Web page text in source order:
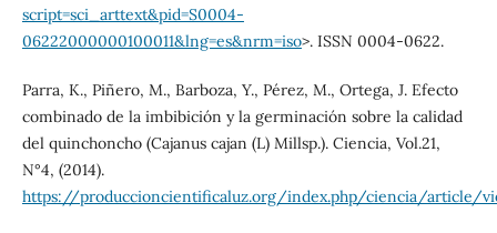
script=sci_arttext&pid=S0004-
06222000000100011&lng=es&nrm=iso>. ISSN 0004-0622.
Parra, K., Piñero, M., Barboza, Y., Pérez, M., Ortega, J. Efecto
combinado de la imbibición y la germinación sobre la calidad
del quinchoncho (Cajanus cajan (L) Millsp.). Ciencia, Vol.21,
N°4, (2014).
https://produccioncientificaluz.org/index.php/ciencia/article/